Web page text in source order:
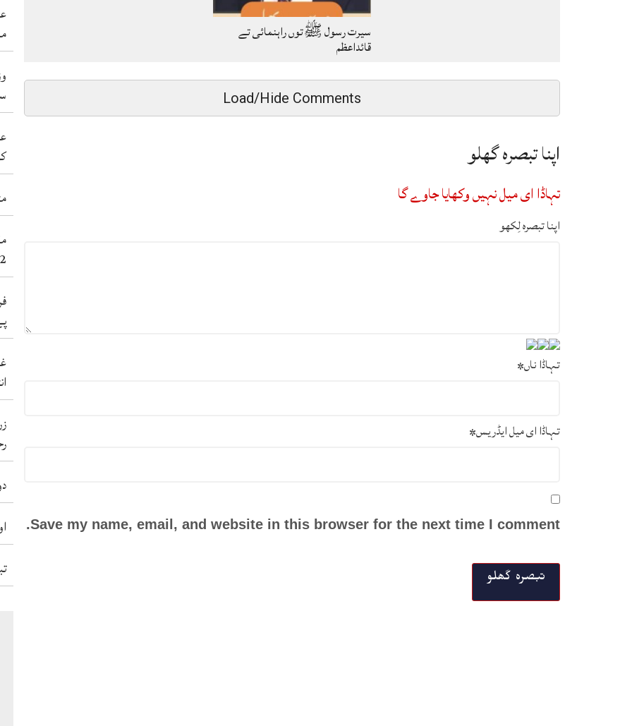
2عورتاں سنے 38نوجوان شہید کر دتے
سیرت رسول ﷺتوں راہنمائی تے
قائداعظم
Load/Hide Comments
اپنا تبصرہ گھلو
تہاڈا ای میل نہیں وکھایا جاوے گا
اپنا تبصرہ لِکھو
تہاڈا ناں*
تہاڈا ای میل ایڈریس*
Save my name, email, and website in this browser for the next time I comment.